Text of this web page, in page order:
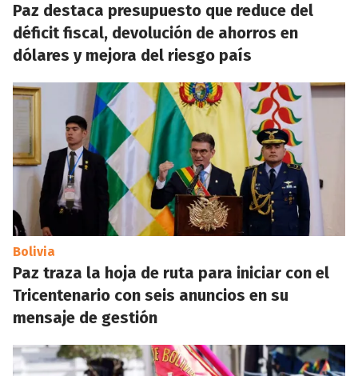
Paz destaca presupuesto que reduce del
déficit fiscal, devolución de ahorros en
dólares y mejora del riesgo país
Bolivia
Paz traza la hoja de ruta para iniciar con el
Tricentenario con seis anuncios en su
mensaje de gestión